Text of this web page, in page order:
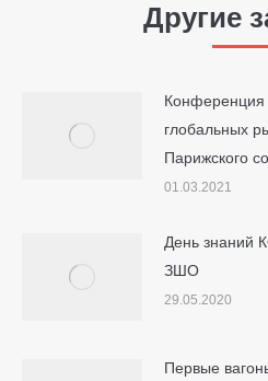
Другие
Конференция
глобальных
Парижского
01.03.2021
День знаний
ЗШО
29.05.2020
Первые